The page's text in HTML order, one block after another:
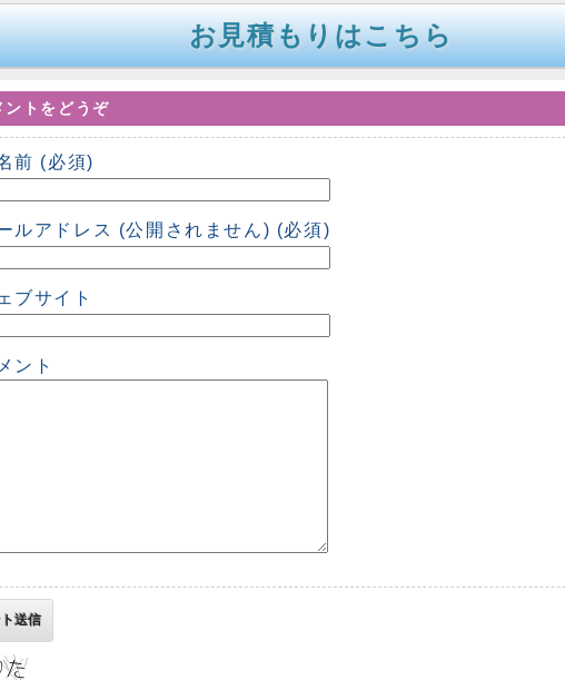
お見積もりはこちら
ントをどうぞ
前 (必須)
ルアドレス (公開されません) (必須)
ブサイト
ント